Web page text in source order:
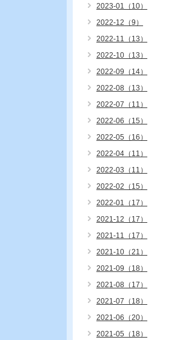
2023-01（10）
2022-12（9）
2022-11（13）
2022-10（13）
2022-09（14）
2022-08（13）
2022-07（11）
2022-06（15）
2022-05（16）
2022-04（11）
2022-03（11）
2022-02（15）
2022-01（17）
2021-12（17）
2021-11（17）
2021-10（21）
2021-09（18）
2021-08（17）
2021-07（18）
2021-06（20）
2021-05（18）